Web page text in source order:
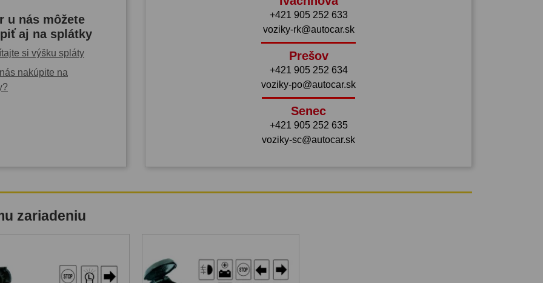
u nás môžete
aj na splátky
si výšku spláty
nakúpite na
+421 905 252 633
voziky-rk@autocar.sk
Prešov
+421 905 252 634
voziky-po@autocar.sk
Senec
+421 905 252 635
voziky-sc@autocar.sk
zariadeniu